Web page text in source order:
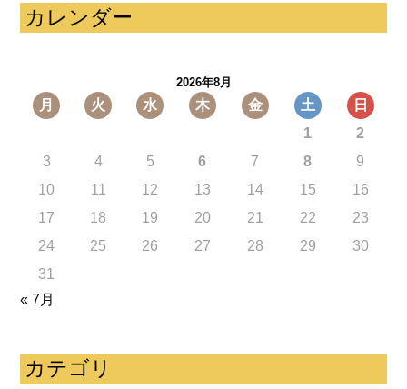
カレンダー
2026年8月
月 火 水 木 金 土
日
1
2
3
4 5 6 7 8
9
10
11 12 13 14 15
16
17
18 19 20 21 22
23
24
25 26 27 28 29
30
31
« 7月
カテゴリ